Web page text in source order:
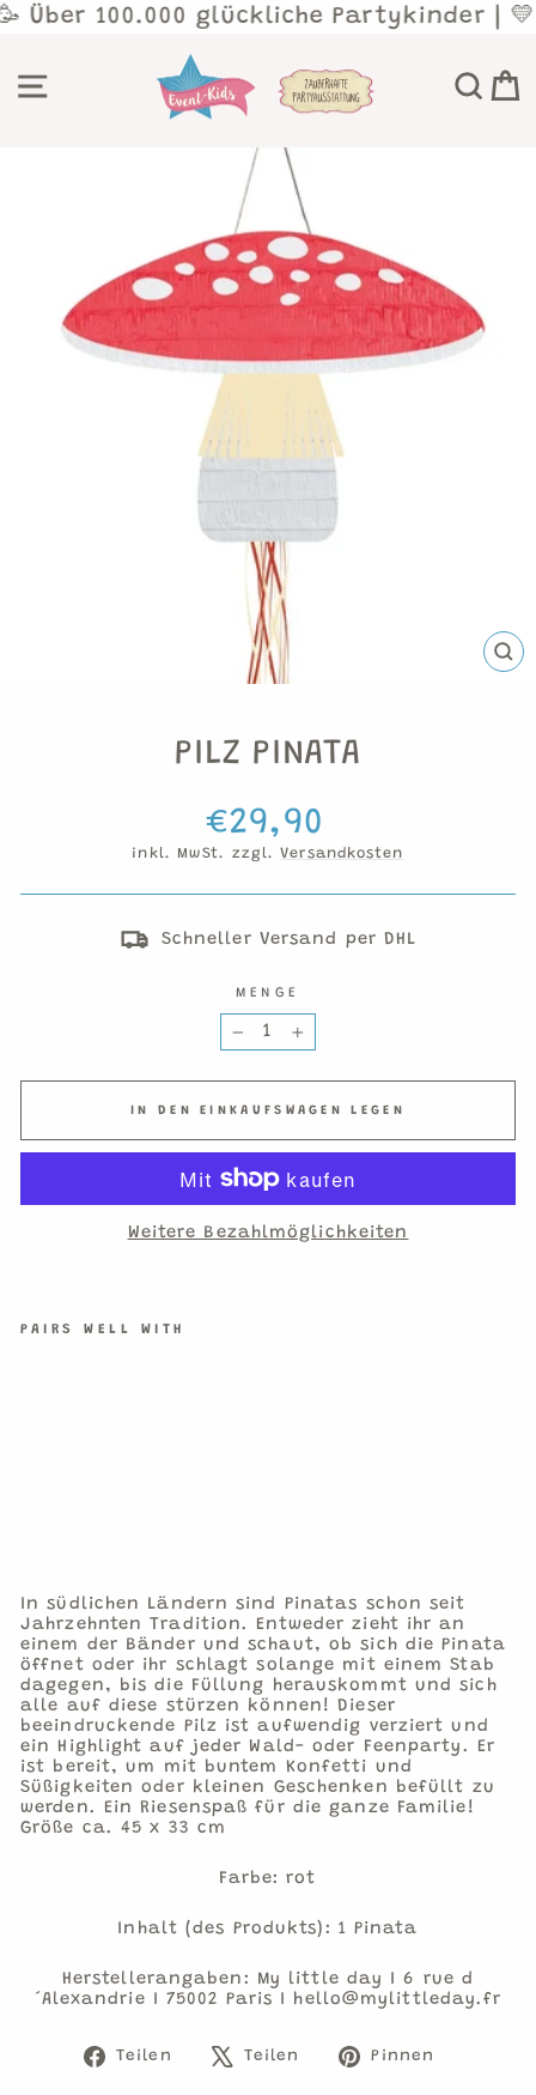
Direkt
zum
100.000 glückliche Partykinder |
SEITENNAVIGATION
PILZ PINATA
Normaler
Preis
€29,90
inkl. MwSt. zzgl.Versandkosten
Schneller Versand per DHL
MENGE
IN DEN EINKAUFSWAGEN LEGEN
Weitere Bezahlmöglichkeiten
PAIRS WELL WITH
In südlichen Ländern sind Pinatas schon seit
Jahrzehnten Tradition. Entweder zieht ihr an
einem der Bänder und schaut, ob sich die Pinata
öffnet oder ihr schlagt solange mit einem Stab
dagegen, bis die Füllung herauskommt und sich
alle auf diese stürzen können! Dieser
beeindruckende Pilz ist aufwendig verziert und
ein Highlight auf jeder Wald- oder Feenparty. Er
ist bereit, um mit buntem Konfetti und
Süßigkeiten oder kleinen Geschenken befüllt zu
werden. Ein Riesenspaß für die ganze Familie!
Größe ca. 45 x 33 cm
Farbe: rot
Inhalt (des Produkts): 1 Pinata
Herstellerangaben: My little day I 6 rue d
´Alexandrie I 75002 Paris I hello@mylittleday.fr
Teilen
Auf
Teilen
Auf
Pinnen